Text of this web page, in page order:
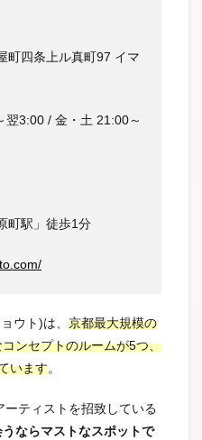
町四条上ル真町97 イマ
翌3:00 / 金・土 21:00～
町駅」徒歩1分
ウト)は、 京都最大規模の
ンセプトのルームが5つ、
います。
ーティストを招致している
ならマストなスポットで